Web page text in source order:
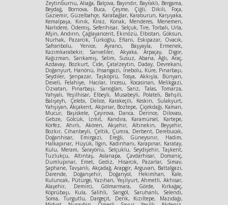
Zeytinburnu, Aliağa, Balçova, Bayındır, Bayraklı, Bergama,
Beydağ, Bornova, Buca, Çeşme, Çiğli, Dikili, Foça,
Gaziemir, Güzelbahçe, Karabağlar, Karaburun, Karşıyaka,
Kemalpaşa, Kınık, Kiraz, Konak, Menderes, Menemen,
Narlıdere, Ödemiş, Seferihisar, Selçuk, Tire, Torbalı, Urla,
Afşin, Andırın, Çağlayancerit, Ekinözü, Elbistan, Göksun,
Nurhak, Pazarcık, Türkoğlu, Eflani, Eskipazar, Ovacık,
Safranbolu, Yenice, Ayrancı, Başyayla, Ermenek,
Kazımkarabekir, Sarıveliler, Akyaka, Arpaçay, Digor,
Kağızman, Sarıkamış, Selim, Susuz, Abana, Ağlı, Araç,
Azdavay, Bozkurt, Cide, Çatalzeytin, Daday, Devrekani,
Doğanyurt, Hanönü, İhsangazi, İnebolu, Küre, Pınarbaşı,
Seydiler, Şenpazar, Taşköprü, Tosya, Akkışla, Bünyan,
Develi, Felahiye, Hacılar, İncesu, Kocasinan, Melikgazi,
Özvatan, Pınarbaşı, Sarıoğlan, Sarız, Talas, Tomarza,
Yahyalı, Yeşilhisar, Elbeyli, Musabeyli, Polateli, Bahşili,
Balışeyh, Çelebi, Delice, Karakeçili, Keskin, Sulakyurt,
Yahşiyan, Akçakent, Akpınar, Boztepe, Çiçekdağı, Kaman,
Mucur, Başiskele, Çayırova, Darıca, Derince, Dilovası,
Gebze, Gölcük, İzmit, Kandıra, Karamürsel, Kartepe,
Körfez, Ahırlı, Akören, Akşehir, Altınekin, Beyşehir,
Bozkır, Cihanbeyli, Çeltik, Çumra, Derbent, Derebucak,
Doğanhisar, Emirgazi, Ereğli, Güneysınır, Hadim,
Halkapınar, Hüyük, Ilgın, Kadınhanı, Karapınar, Karatay,
Kulu, Meram, Sarayönü, Selçuklu, Seydişehir, Taşkent,
Tuzlukçu, Altıntaş, Aslanapa, Çavdarhisar, Domaniç,
Dumlupınar, Emet, Gediz, Hisarcık, Pazarlar, Simav,
Şaphane, Tavşanlı, Akçadağ, Arapgir, Arguvan, Battalgazi,
Darende, Doğanşehir, Doğanyol, Hekimhan, Kale,
Kuluncak, Pütürge, Yazıhan, Yeşilyurt, Ahmetli, Akhisar,
Alaşehir, Demirci, Gölmarmara, Görde, Kırkağaç,
Köprübaşı, Kula, Salihli, Sarıgöl, Saruhanlı, Selendi,
Soma, Turgutlu, Dargeçit, Derik, Kızıltepe, Mazıdağı,